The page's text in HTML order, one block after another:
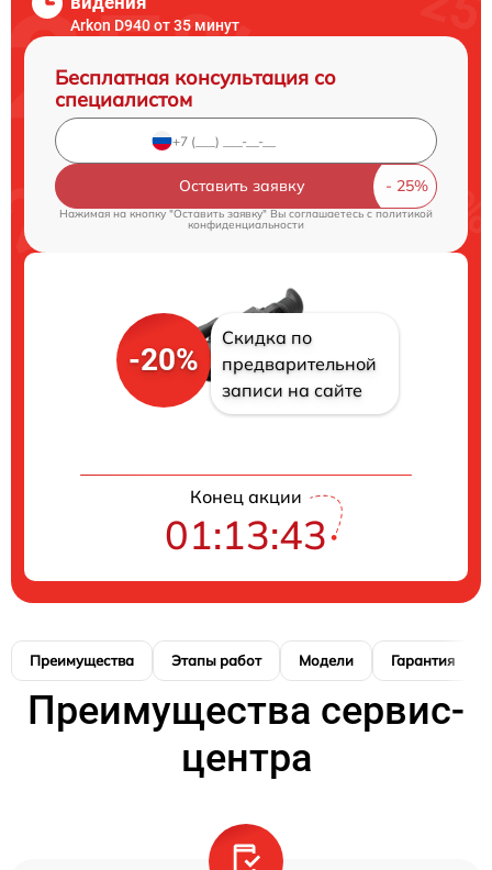
Arkon D940 от 35 минут
Бесплатная консультация со
специалистом
Оставить заявку
Нажимая на кнопку "Оставить заявку" Вы соглашаетесь c политикой
конфиденциальности
-20%
Скидка по
предварительной
записи на сайте
Конец акции
01:13:42
Преимущества Этапы работ Модели Гарантия
Преимущества сервис-
центра